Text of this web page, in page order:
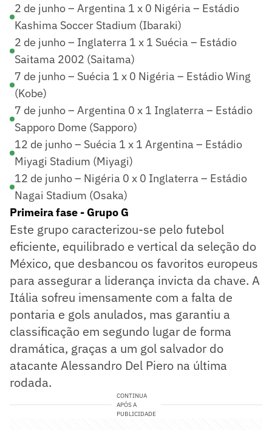
2 de junho – Argentina 1 x 0 Nigéria – Estádio
Kashima Soccer Stadium (Ibaraki)
2 de junho – Inglaterra 1 x 1 Suécia – Estádio
Saitama 2002 (Saitama)
7 de junho – Suécia 1 x 0 Nigéria – Estádio Wing
(Kobe)
7 de junho – Argentina 0 x 1 Inglaterra – Estádio
Sapporo Dome (Sapporo)
12 de junho – Suécia 1 x 1 Argentina – Estádio
Miyagi Stadium (Miyagi)
12 de junho – Nigéria 0 x 0 Inglaterra – Estádio
Nagai Stadium (Osaka)
Primeira fase - Grupo G
Este grupo caracterizou-se pelo futebol
eficiente, equilibrado e vertical da seleção do
México, que desbancou os favoritos europeus
para assegurar a liderança invicta da chave. A
Itália sofreu imensamente com a falta de
pontaria e gols anulados, mas garantiu a
classificação em segundo lugar de forma
dramática, graças a um gol salvador do
atacante Alessandro Del Piero na última
rodada.
CONTINUA
APÓS A
PUBLICIDADE